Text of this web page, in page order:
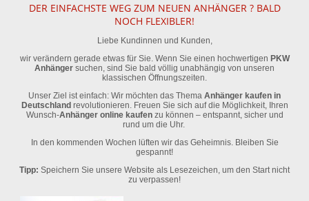
DER EINFACHSTE WEG ZUM NEUEN ANHÄNGER ? BALD
NOCH FLEXIBLER!
Liebe Kundinnen und Kunden,
wir verändern gerade etwas für Sie. Wenn Sie einen hochwertigen PKW
Anhänger suchen, sind Sie bald völlig unabhängig von unseren
klassischen Öffnungszeiten.
Unser Ziel ist einfach: Wir möchten das Thema Anhänger kaufen in
Deutschlandrevolutionieren. Freuen Sie sich auf die Möglichkeit, Ihren
Wunsch-Anhänger online kaufenzu können – entspannt, sicher und
rund um die Uhr.
In den kommenden Wochen lüften wir das Geheimnis. Bleiben Sie
gespannt!
Tipp: Speichern Sie unsere Website als Lesezeichen, um den Start nicht
zu verpassen!